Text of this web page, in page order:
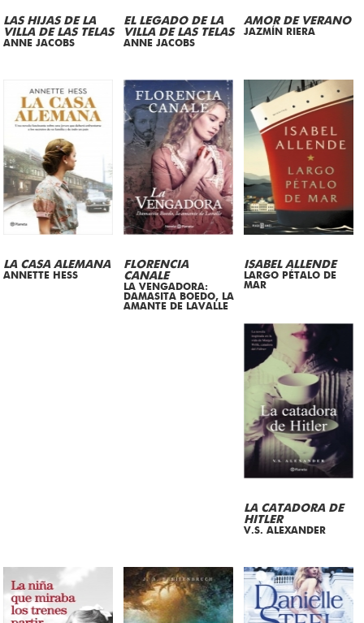
LAS HIJAS DE LA
VILLA DE LAS TELAS
ANNE JACOBS
EL LEGADO DE LA
VILLA DE LAS TELAS
ANNE JACOBS
AMOR DE VERANO
JAZMÍN RIERA
LA CASA ALEMANA
ANNETTE HESS
FLORENCIA
CANALE
LA VENGADORA:
DAMASITA BOEDO, LA
AMANTE DE LAVALLE
ISABEL ALLENDE
LARGO PÉTALO DE
MAR
LA CATADORA DE
HITLER
V.S. ALEXANDER